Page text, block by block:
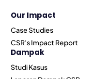
Our Impact
Case Studies
CSR’s Impact Report
Dampak
Studi Kasus